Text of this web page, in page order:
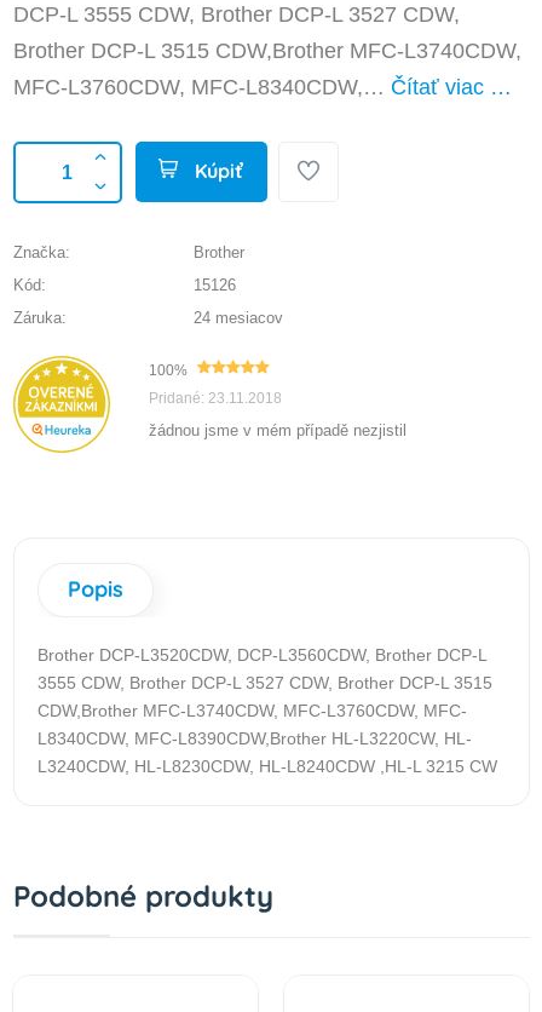
DCP-L 3555 CDW, Brother DCP-L 3527 CDW,
Brother DCP-L 3515 CDW,Brother MFC-L3740CDW,
MFC-L3760CDW, MFC-L8340CDW,… Čítať viac …
Kúpiť
Značka:
Brother
Kód:
15126
Záruka:
24 mesiacov
100%
Pridané: 23.11.2018
žádnou jsme v mém případě nezjistil
Popis
Brother DCP-L3520CDW, DCP-L3560CDW, Brother DCP-L
3555 CDW, Brother DCP-L 3527 CDW, Brother DCP-L 3515
CDW,Brother MFC-L3740CDW, MFC-L3760CDW, MFC-
L8340CDW, MFC-L8390CDW,Brother HL-L3220CW, HL-
L3240CDW, HL-L8230CDW, HL-L8240CDW ,HL-L 3215 CW
Podobné produkty